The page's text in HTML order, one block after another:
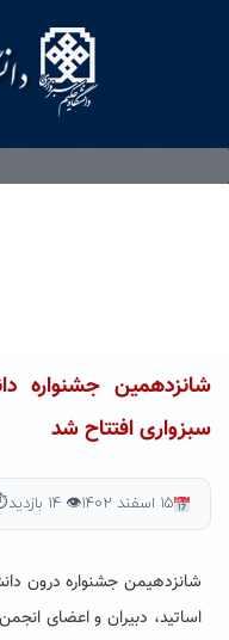
شانزدهمین جشنواره
سبزواری افتتاح شد
۱۵ اسفند ۱۴۰۲ 👁 ۱۴ بازدید ⏱ ۱
شانزدهیمن جشنواره درون
اساتید، دبیران و اعضای